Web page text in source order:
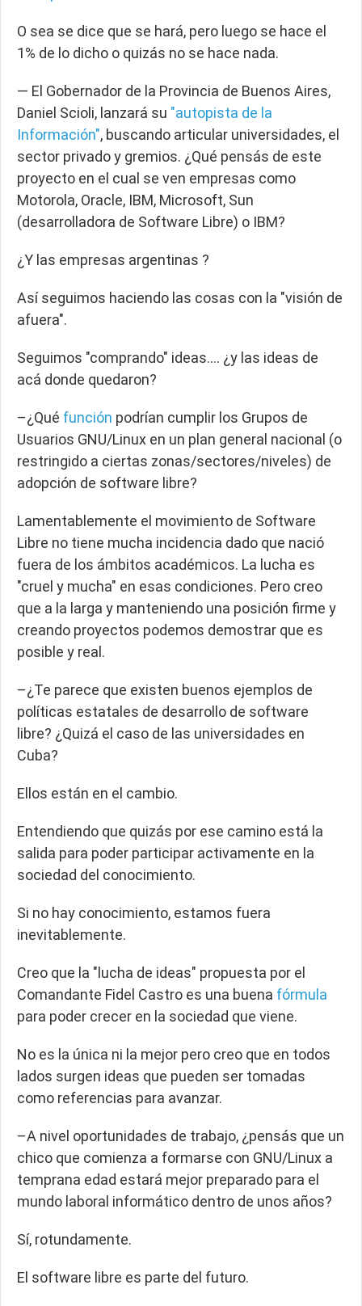
O sea se dice que se hará, pero luego se hace el
1% de lo dicho o quizás no se hace nada.
— El Gobernador de la Provincia de Buenos Aires,
Daniel Scioli, lanzará su "autopista de la
Información", buscando articular universidades, el
sector privadoy gremios. ¿Qué pensás de este
proyecto en el cual se ven empresas como
Motorola, Oracle, IBM, Microsoft, Sun
(desarrolladora de Software Libre) o IBM?
¿Y las empresas argentinas ?
Así seguimos haciendo las cosas con la "visión de
afuera".
Seguimos "comprando" ideas…. ¿y las ideas de
acá donde quedaron?
–¿Qué función podrían cumplir los Grupos de
Usuarios GNU/Linux en un plan general nacional (o
restringido a ciertas zonas/sectores/niveles) de
adopción de software libre?
Lamentablemente el movimiento de Software
Libre no tiene mucha incidencia dado que nació
fuera de los ámbitos académicos. La lucha es
"cruel y mucha" en esas condiciones. Pero creo
que a la larga y manteniendo una posición firme y
creando proyectos podemos demostrar que es
posible y real.
–¿Te parece que existen buenos ejemplos de
políticas estatales de desarrollo de software
libre? ¿Quizá el caso de las universidades en
Cuba?
Ellos están en el cambio.
Entendiendo que quizás por ese camino está la
salida para poder participar activamente en la
sociedad del conocimiento.
Si no hay conocimiento, estamos fuera
inevitablemente.
Creo que la "lucha de ideas" propuesta por el
Comandante Fidel Castro es una buena fórmula
para poder crecer en la sociedad que viene.
No es la única ni la mejor pero creo que en todos
lados surgen ideas que pueden ser tomadas
como referencias para avanzar.
–A nivel oportunidades de trabajo, ¿pensás que un
chico que comienza a formarse con GNU/Linux a
temprana edad estará mejor preparado para el
mundo laboral informático dentro de unos años?
Sí, rotundamente.
El software libre es parte del futuro.